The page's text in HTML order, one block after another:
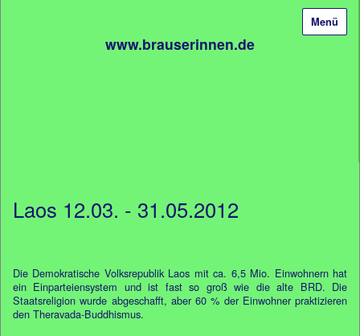
Menü
www.brauserinnen.de
Laos 12.03. - 31.05.2012
Die Demokratische Volksrepublik Laos mit ca. 6,5 Mio. Einwohnern hat
ein Einparteiensystem und ist fast so groß wie die alte BRD. Die
Staatsreligion wurde abgeschafft, aber 60 % der Einwohner praktizieren
den Theravada-Buddhismus.